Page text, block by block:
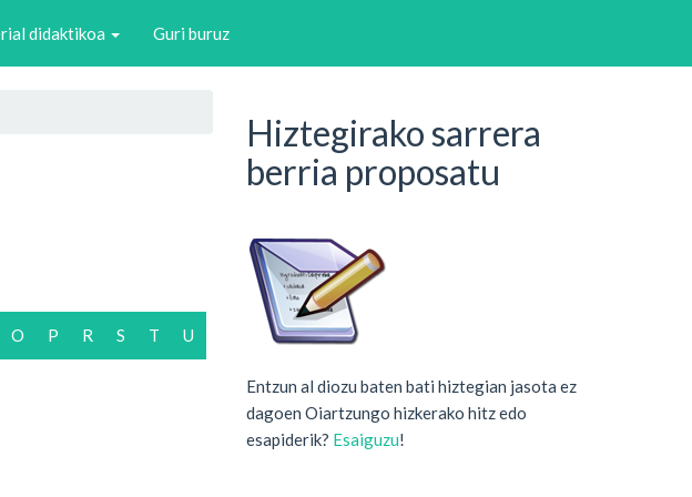
didaktikoa Guri buruz
O P R S T U
Hiztegirako sarrera
berria proposatu
Entzun al diozu baten bati hiztegian jasota ez
dagoen Oiartzungo hizkerako hitz edo
esapiderik? Esaiguzu!